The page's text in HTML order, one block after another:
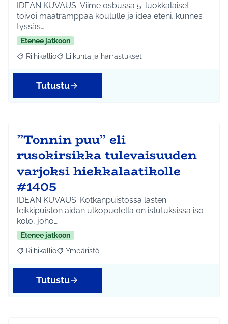
IDEAN KUVAUS: Viime osbussa 5. luokkalaiset
toivoi maatramppaa koululle ja idea eteni, kunnes
tyssäs…
Etenee jatkoon
Rajaa tulokset aihepiirin mukaan: Riihikallio
Riihikallio Rajaa tulokset teeman mukaan: Liikunta ja
Liikunta ja harrastukset
Tutustu
”Tonnin puu” eli
rusokirsikka tulevaisuuden
varjoksi hiekkalaatikolle
#1405
IDEAN KUVAUS: Kotkanpuistossa lasten
leikkipuiston aidan ulkopuolella on istutuksissa iso
kolo, joho…
Etenee jatkoon
Rajaa tulokset aihepiirin mukaan: Riihikallio
Riihikallio Rajaa tulokset teeman mukaan: Ympäristö
Ympäristö
Tutustu